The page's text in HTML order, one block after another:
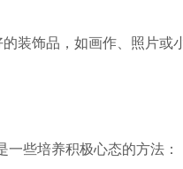
装饰品，如画作、照片或
些培养积极心态的方法：